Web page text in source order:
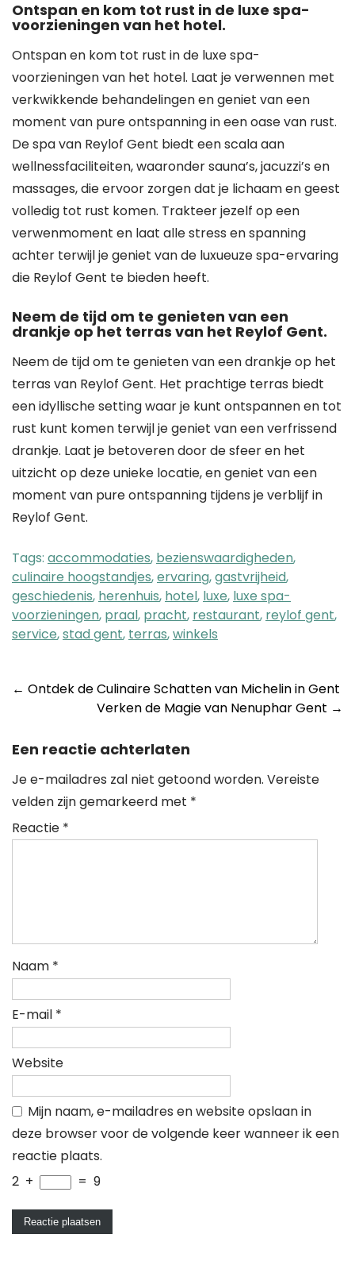
Ontspan en kom tot rust in de luxe spa-
voorzieningen van het hotel.
Ontspan en kom tot rust in de luxe spa-
voorzieningen van het hotel. Laat je verwennen met
verkwikkende behandelingen en geniet van een
moment van pure ontspanning in een oase van rust.
De spa van Reylof Gent biedt een scala aan
wellnessfaciliteiten, waaronder sauna’s, jacuzzi’s en
massages, die ervoor zorgen dat je lichaam en geest
volledig tot rust komen. Trakteer jezelf op een
verwenmoment en laat alle stress en spanning
achter terwijl je geniet van de luxueuze spa-ervaring
die Reylof Gent te bieden heeft.
Neem de tijd om te genieten van een
drankje op het terras van het Reylof Gent.
Neem de tijd om te genieten van een drankje op het
terras van Reylof Gent. Het prachtige terras biedt
een idyllische setting waar je kunt ontspannen en tot
rust kunt komen terwijl je geniet van een verfrissend
drankje. Laat je betoveren door de sfeer en het
uitzicht op deze unieke locatie, en geniet van een
moment van pure ontspanning tijdens je verblijf in
Reylof Gent.
Tags: accommodaties, bezienswaardigheden,
culinaire hoogstandjes,ervaring,gastvrijheid,
geschiedenis, herenhuis, hotel, luxe, luxe spa-
voorzieningen, praal, pracht, restaurant, reylof gent,
service,stad gent, terras,winkels
Post
navigation
← Ontdek de Culinaire Schatten van Michelin in Gent
Verken de Magie van Nenuphar Gent →
Een reactie achterlaten
Je e-mailadres zal niet getoond worden. Vereiste
velden zijn gemarkeerd met *
Reactie *
Naam *
E-mail *
Website
Mijn naam, e-mailadres en website opslaan in
deze browser voor de volgende keer wanneer ik een
reactie plaats.
2 + = 9